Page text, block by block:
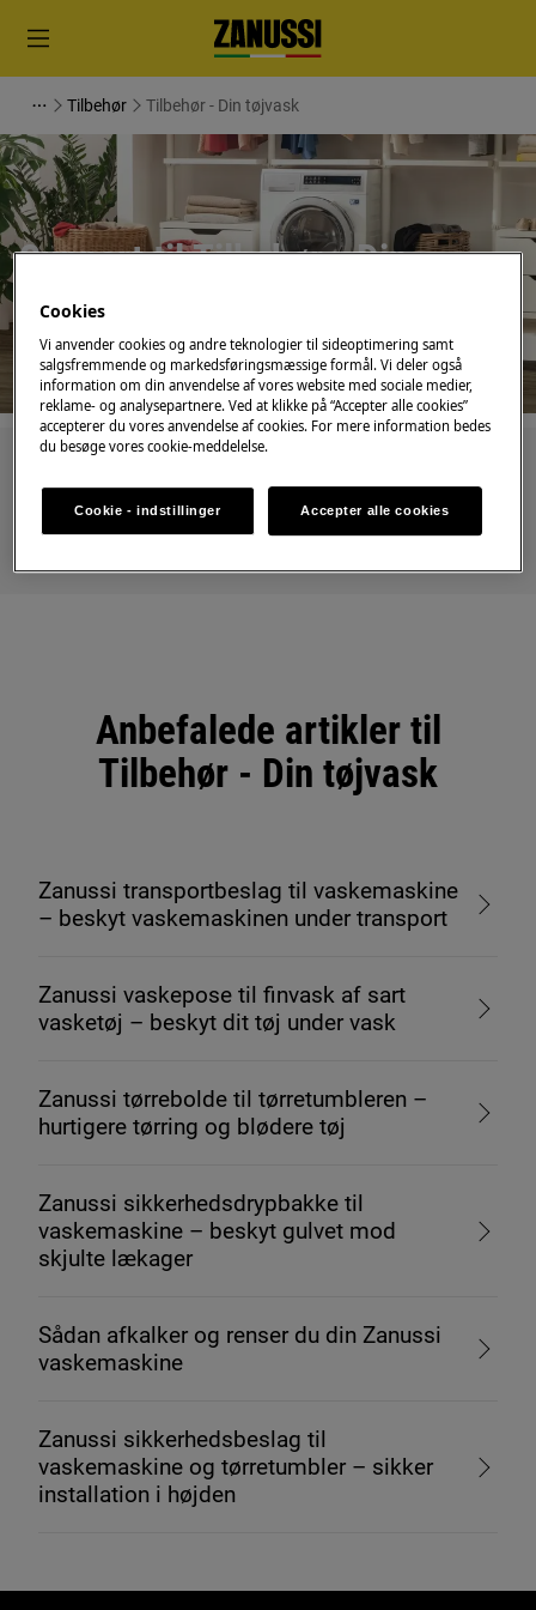
Tilbehør Tilbehør - Din tøjvask
Support til Tilbehør - Din
tøjvask
Anbefalede artikler til
Tilbehør - Din tøjvask
Zanussi transportbeslag til vaskemaskine
– beskyt vaskemaskinen under transport
Zanussi vaskepose til finvask af sart
vasketøj – beskyt dit tøj under vask
Zanussi tørrebolde til tørretumbleren –
hurtigere tørring og blødere tøj
Zanussi sikkerhedsdrypbakke til
vaskemaskine – beskyt gulvet mod
skjulte lækager
Sådan afkalker og renser du din Zanussi
vaskemaskine
Zanussi sikkerhedsbeslag til
vaskemaskine og tørretumbler – sikker
installation i højden
Cookies
Vi anvender cookies og andre teknologier til sideoptimering samt
salgsfremmende og markedsføringsmæssige formål. Vi deler også
information om din anvendelse af vores website med sociale medier,
reklame- og analysepartnere. Ved at klikke på “Accepter alle cookies”
accepterer du vores anvendelse af cookies. For mere information bedes
du besøge vores cookie-meddelelse.
Cookie - indstillinger Accepter alle cookies